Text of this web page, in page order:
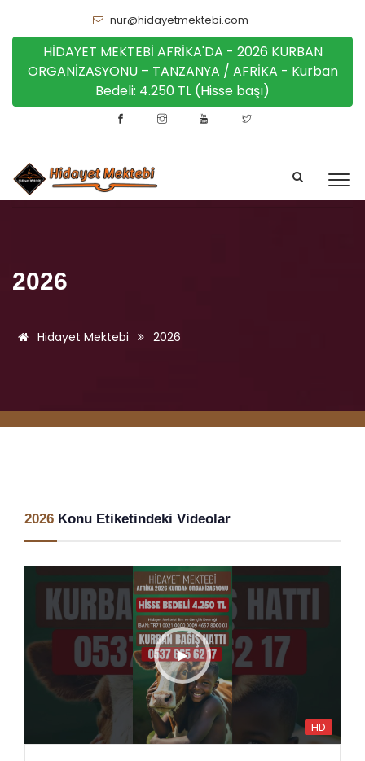
nur@hidayetmektebi.com
HİDAYET MEKTEBİ AFRİKA'DA - 2026 KURBAN
ORGANİZASYONU – TANZANYA / AFRİKA - Kurban
Bedeli: 4.250 TL (Hisse başı)
2026
Hidayet Mektebi 2026
2026 Konu Etiketindeki Videolar
HD